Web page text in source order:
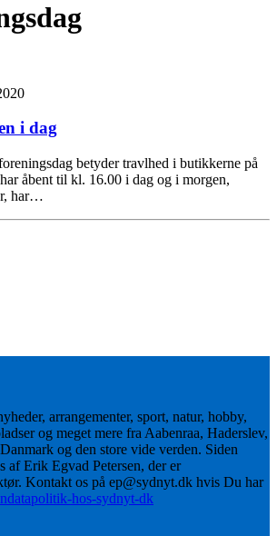
i dag
betyder travlhed i butikkerne på
åbent til kl. 16.00 i dag og i morgen,
har…
arrangementer, sport, natur, hobby,
og meget mere fra Aabenraa, Haderslev,
og den store vide verden. Siden
af Erik Egvad Petersen, der er
Kontakt os på ep@sydnyt.dk hvis Du har
hos-sydnyt-dk